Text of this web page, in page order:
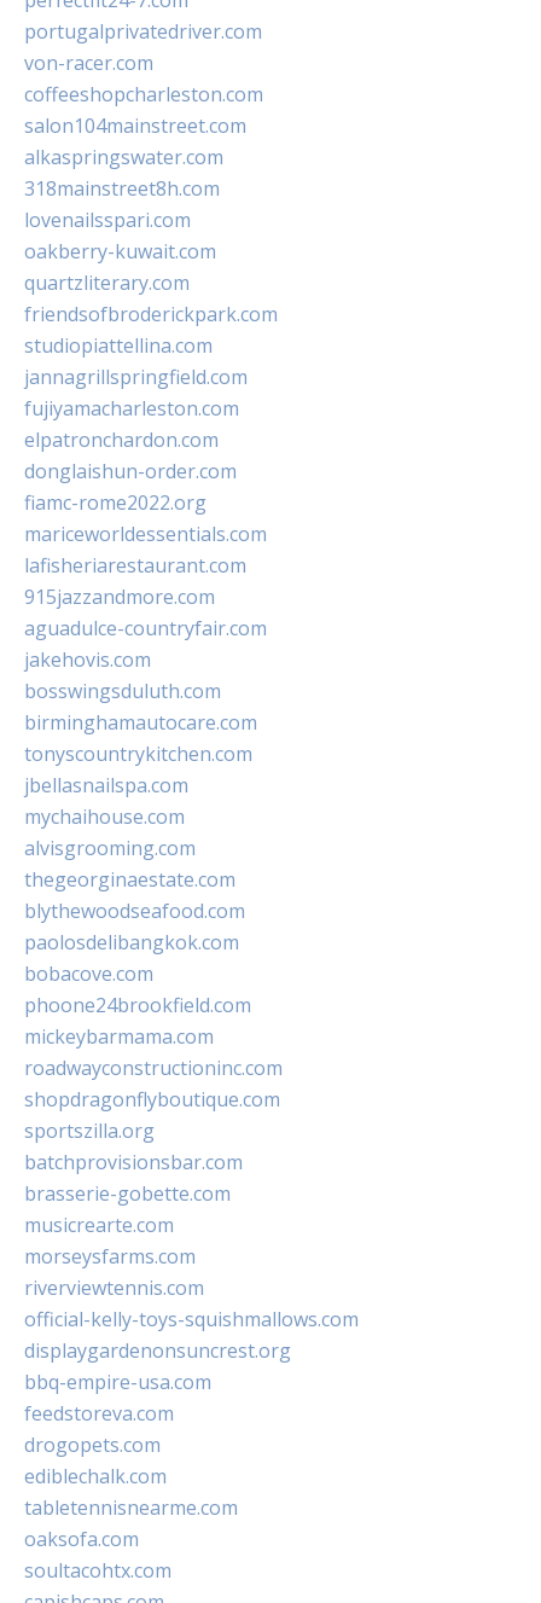
portugalprivatedriver.com
von-racer.com
coffeeshopcharleston.com
salon104mainstreet.com
alkaspringswater.com
318mainstreet8h.com
lovenailsspari.com
oakberry-kuwait.com
quartzliterary.com
friendsofbroderickpark.com
studiopiattellina.com
jannagrillspringfield.com
fujiyamacharleston.com
elpatronchardon.com
donglaishun-order.com
fiamc-rome2022.org
mariceworldessentials.com
lafisheriarestaurant.com
915jazzandmore.com
aguadulce-countryfair.com
jakehovis.com
bosswingsduluth.com
birminghamautocare.com
tonyscountrykitchen.com
jbellasnailspa.com
mychaihouse.com
alvisgrooming.com
thegeorginaestate.com
blythewoodseafood.com
paolosdelibangkok.com
bobacove.com
phoone24brookfield.com
mickeybarmama.com
roadwayconstructioninc.com
shopdragonflyboutique.com
sportszilla.org
batchprovisionsbar.com
brasserie-gobette.com
musicrearte.com
morseysfarms.com
riverviewtennis.com
official-kelly-toys-squishmallows.com
displaygardenonsuncrest.org
bbq-empire-usa.com
feedstoreva.com
drogopets.com
ediblechalk.com
tabletennisnearme.com
oaksofa.com
soultacohtx.com